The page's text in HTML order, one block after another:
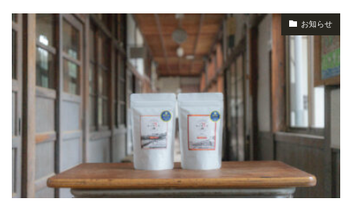
お知らせ